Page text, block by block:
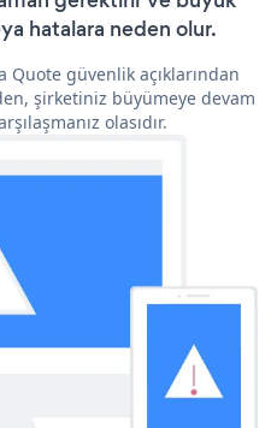
hatalara neden olur.
Quote güvenlik açıklarından
şirketiniz büyümeye devam
olasıdır.